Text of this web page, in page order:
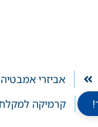
אביזרי אמבטיה
קרמיקה